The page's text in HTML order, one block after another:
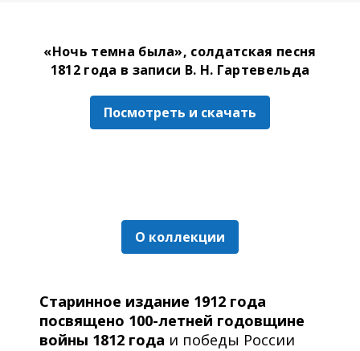
«Ночь темна была», солдатская песня
1812 года в записи В. Н. Гартевельда
Посмотреть и скачать
О коллекции
Старинное издание 1912 года
посвящено 100-летней годовщине
войны 1812 года и победы России